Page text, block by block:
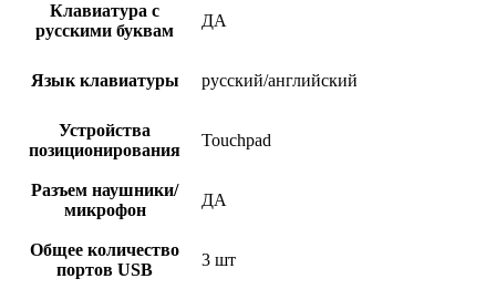
Клавиатура с
русскими буквам
ДА
Язык клавиатуры русский/английский
Устройства
позиционирования
Touchpad
Разъем наушники/
микрофон
ДА
Общее количество
портов USB
3 шт